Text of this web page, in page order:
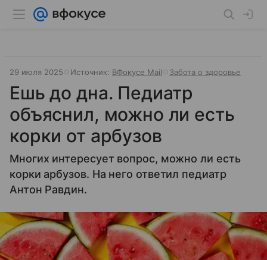
29 июля 2025 Источник: ВФокусе Mail Забота о здоровье
Ешь до дна. Педиатр
объяснил, можно ли есть
корки от арбузов
Многих интересует вопрос, можно ли есть
корки арбузов. На него ответил педиатр
Антон Равдин.